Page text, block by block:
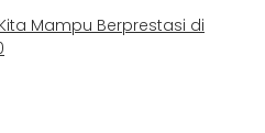
Mampu Berprestasi di